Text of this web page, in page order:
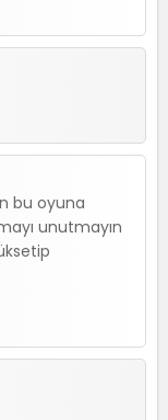
bu oyuna
unutmayın